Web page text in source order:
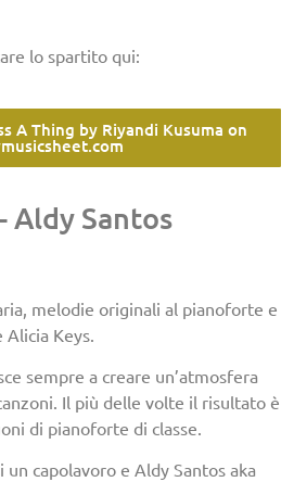
lo spartito qui:
A Thing by Riyandi Kusuma on
Aldy Santos
melodie originali al pianoforte e
Keys.
sempre a creare un’atmosfera
Il più delle volte il risultato è
di pianoforte di classe.
un capolavoro e Aldy Santos aka